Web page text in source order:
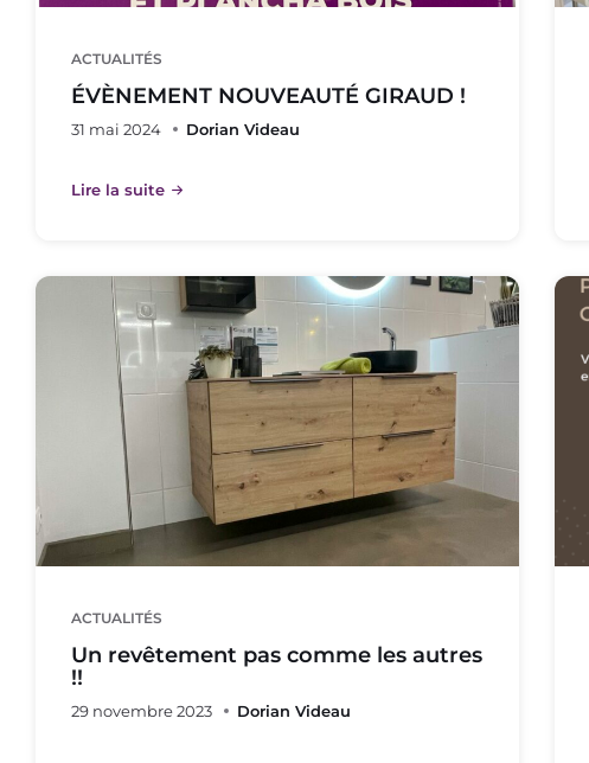
ACTUALITÉS
ÉVÈNEMENT NOUVEAUTÉ GIRAUD !
31 mai 2024 Dorian Videau
Lire la suite
ACTUALITÉS
Un revêtement pas comme les autres
!!
29 novembre 2023 Dorian Videau